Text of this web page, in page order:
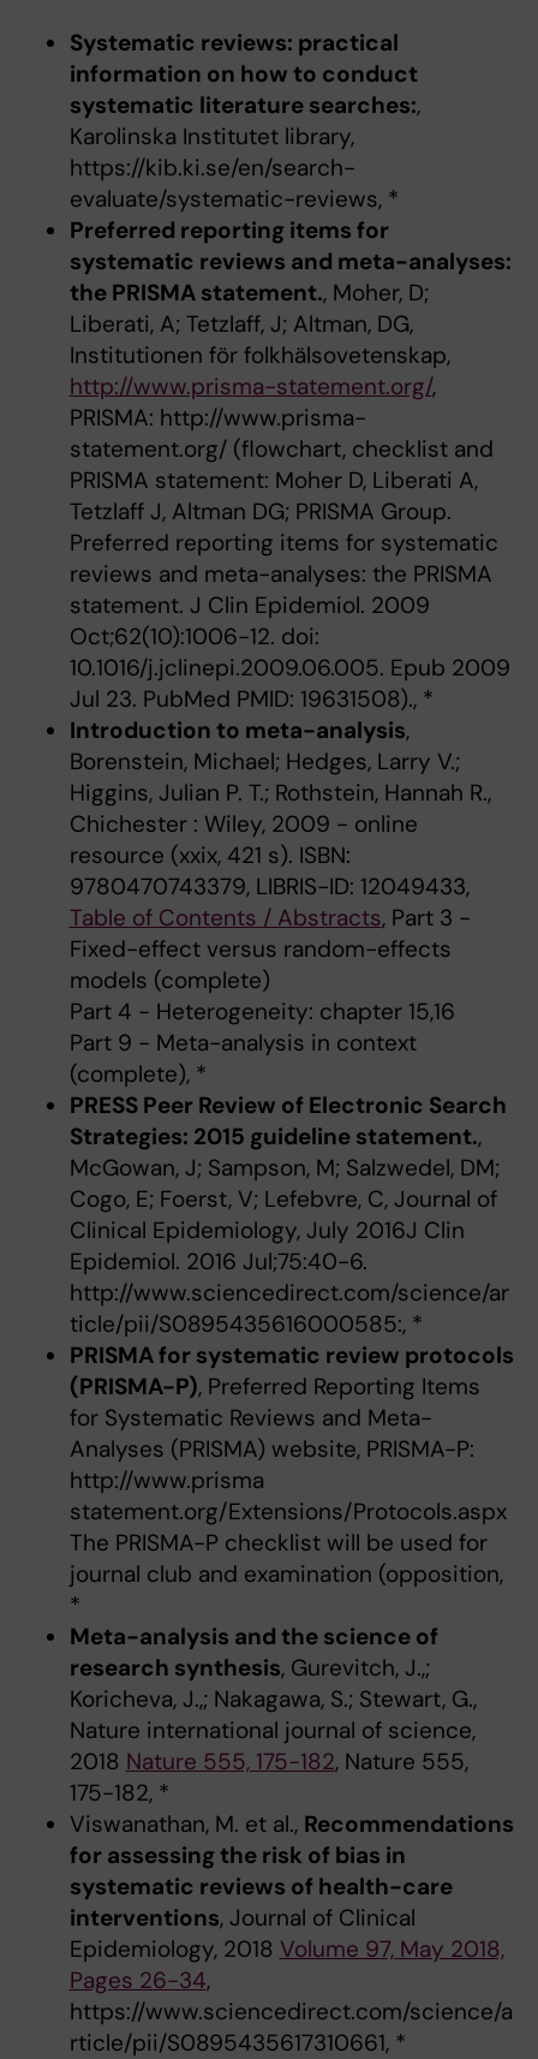
Systematic reviews: practical
information on how to conduct
systematic literature searches:,
Karolinska Institutet library,
https://kib.ki.se/en/search-
evaluate/systematic-reviews, *
Preferred reporting items for
systematic reviews and meta-analyses:
the PRISMA statement., Moher, D;
Liberati, A; Tetzlaff, J; Altman, DG,
Institutionen för folkhälsovetenskap,
http://www.prisma-statement.org/,
PRISMA: http://www.prisma-
statement.org/ (flowchart, checklist and
PRISMA statement: Moher D, Liberati A,
Tetzlaff J, Altman DG; PRISMA Group.
Preferred reporting items for systematic
reviews and meta-analyses: the PRISMA
statement. J Clin Epidemiol. 2009
Oct;62(10):1006-12. doi:
10.1016/j.jclinepi.2009.06.005. Epub 2009
Jul 23. PubMed PMID: 19631508)., *
Introduction to meta-analysis,
Borenstein, Michael; Hedges, Larry V.;
Higgins, Julian P. T.; Rothstein, Hannah R.,
Chichester : Wiley, 2009 - online
resource (xxix, 421 s). ISBN:
9780470743379, LIBRIS-ID: 12049433,
Table of Contents / Abstracts, Part 3 -
Fixed-effect versus random-effects
models (complete)
Part 4 - Heterogeneity: chapter 15,16
Part 9 - Meta-analysis in context
(complete), *
PRESS Peer Review of Electronic Search
Strategies: 2015 guideline statement.,
McGowan, J; Sampson, M; Salzwedel, DM;
Cogo, E; Foerst, V; Lefebvre, C, Journal of
Clinical Epidemiology, July 2016J Clin
Epidemiol. 2016 Jul;75:40-6.
http://www.sciencedirect.com/science/ar
ticle/pii/S0895435616000585:, *
PRISMA for systematic review protocols
(PRISMA-P), Preferred Reporting Items
for Systematic Reviews and Meta-
Analyses (PRISMA) website, PRISMA-P:
http://www.prisma
statement.org/Extensions/Protocols.aspx
The PRISMA-P checklist will be used for
journal club and examination (opposition,
*
Meta-analysis and the science of
research synthesis, Gurevitch, J.,;
Koricheva, J.,; Nakagawa, S.; Stewart, G.,
Nature international journal of science,
2018 Nature 555, 175-182, Nature 555,
175-182, *
Viswanathan, M. et al., Recommendations
for assessing the risk of bias in
systematic reviews of health-care
interventions, Journal of Clinical
Epidemiology, 2018 Volume 97, May 2018,
Pages 26-34,
https://www.sciencedirect.com/science/a
rticle/pii/S0895435617310661, *